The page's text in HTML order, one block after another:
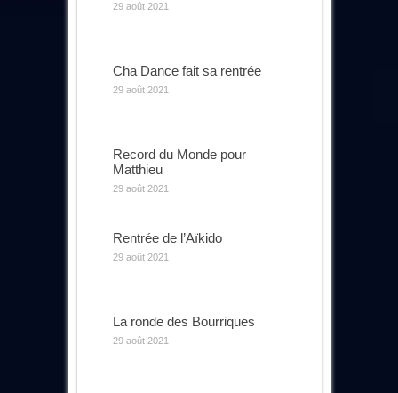
29 août 2021
Cha Dance fait sa rentrée
29 août 2021
Record du Monde pour
Matthieu
29 août 2021
Rentrée de l’Aïkido
29 août 2021
La ronde des Bourriques
29 août 2021